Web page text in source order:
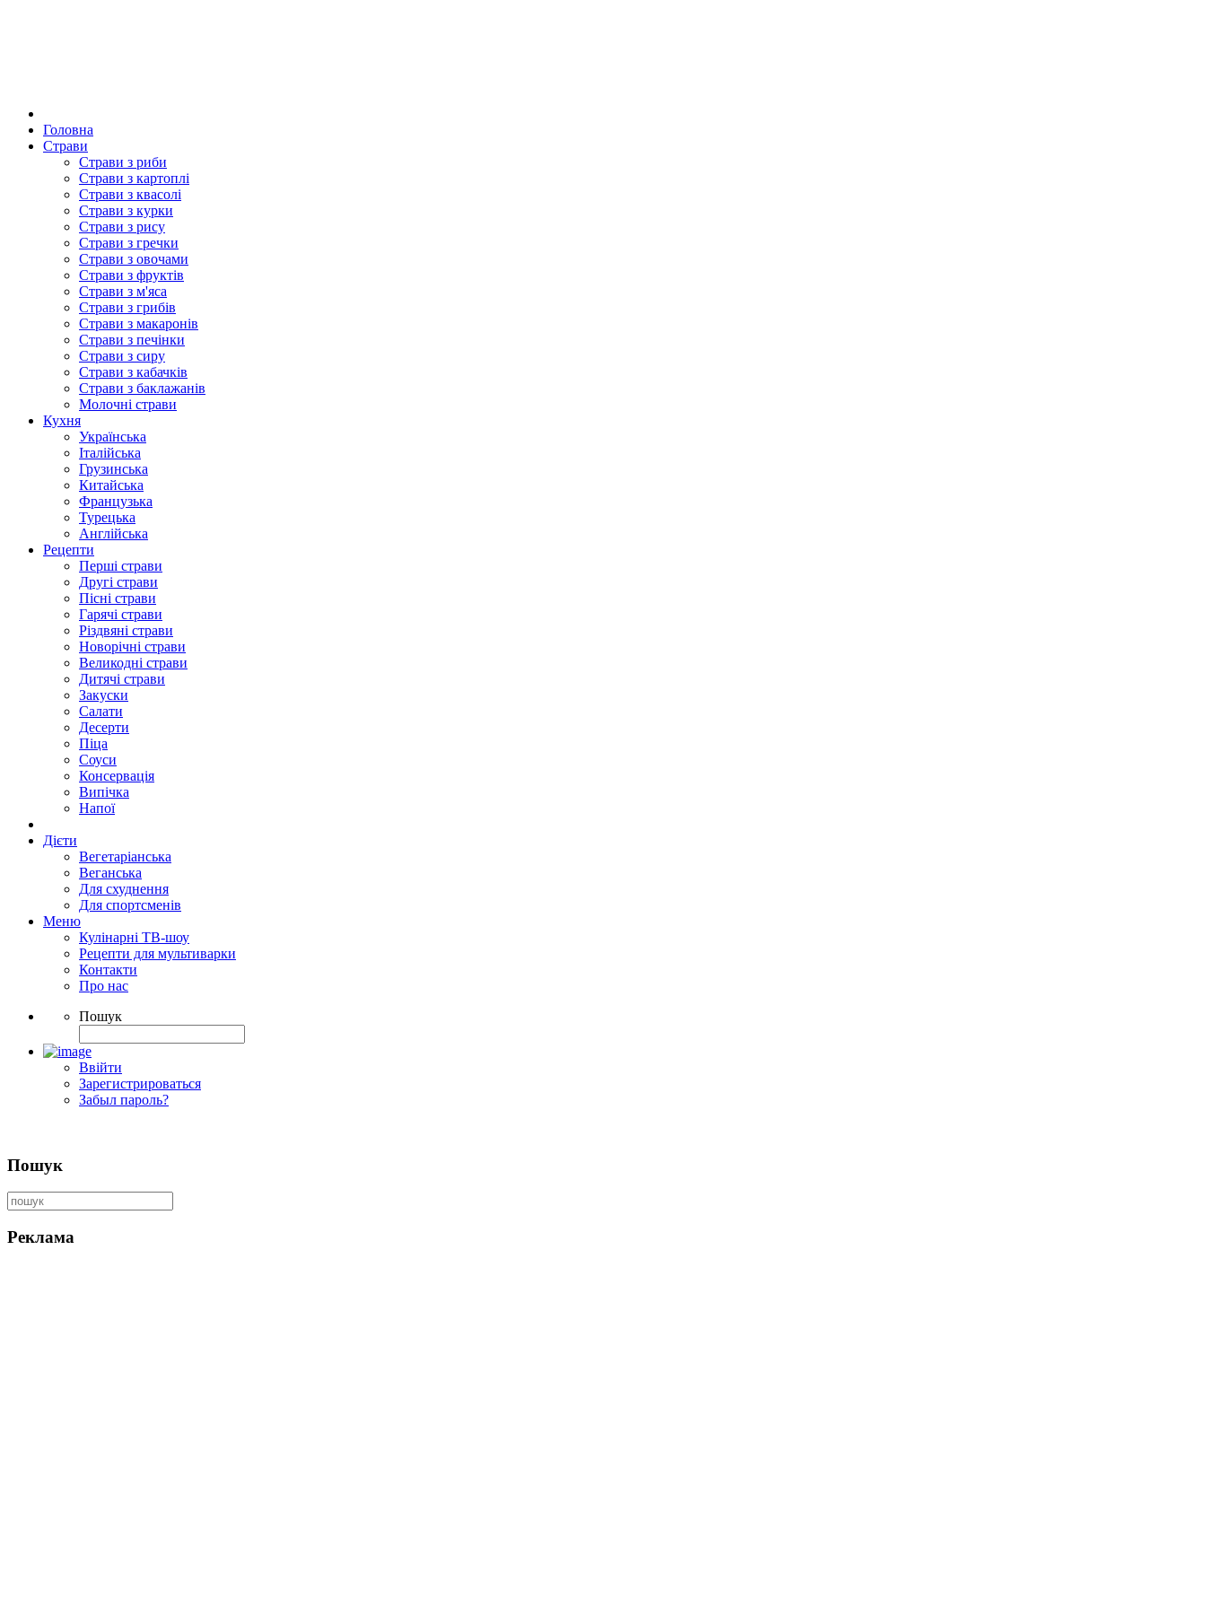
Головна
Страви
Страви з риби
Страви з картоплі
Страви з квасолі
Страви з курки
Страви з рису
Страви з гречки
Страви з овочами
Страви з фруктів
Страви з м'яса
Страви з грибів
Страви з макаронів
Страви з печінки
Страви з сиру
Страви з кабачків
Страви з баклажанів
Молочні страви
Кухня
Українська
Італійська
Грузинська
Китайська
Французька
Турецька
Англійська
Рецепти
Перші страви
Другі страви
Пісні страви
Гарячі страви
Різдвяні страви
Новорічні страви
Великодні страви
Дитячі страви
Закуски
Салати
Десерти
Піца
Соуси
Консервація
Випічка
Напої
Дієти
Вегетаріанська
Веганська
Для схуднення
Для спортсменів
Меню
Кулінарні ТВ-шоу
Рецепти для мультиварки
Контакти
Про нас
Пошук
Ввійти
Зарегистрироваться
Забыл пароль?
Пошук
Реклама